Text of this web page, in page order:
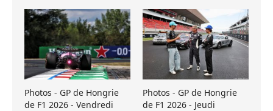
Photos - GP de Hongrie
de F1 2026 - Vendredi
Photos - GP de Hongrie
de F1 2026 - Jeudi